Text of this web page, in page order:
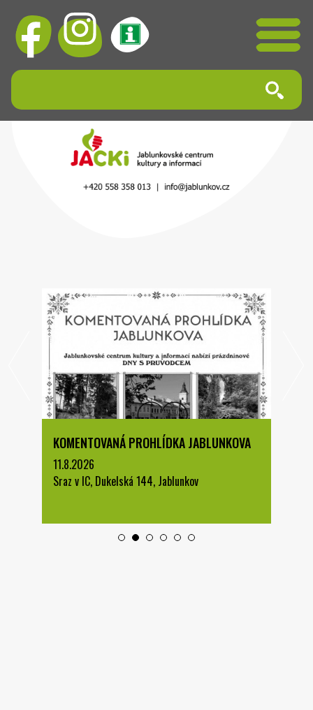
KOMENTOVANÁ PROHLÍDKA JABLUNKOVA
11.8.2026
Sraz v IC, Dukelská 144, Jablunkov